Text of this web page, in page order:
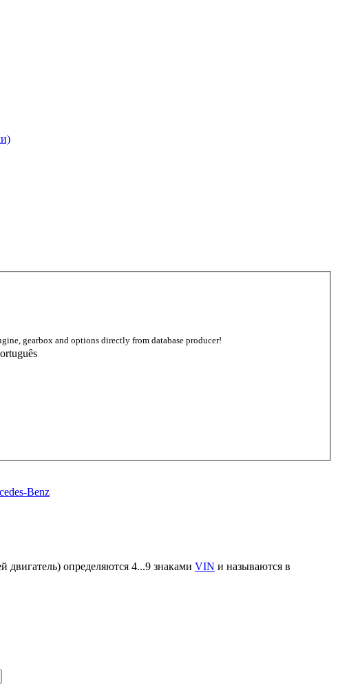
gearbox and options directly from database producer!
Benz
определяются 4...9 знаками VIN и называются в